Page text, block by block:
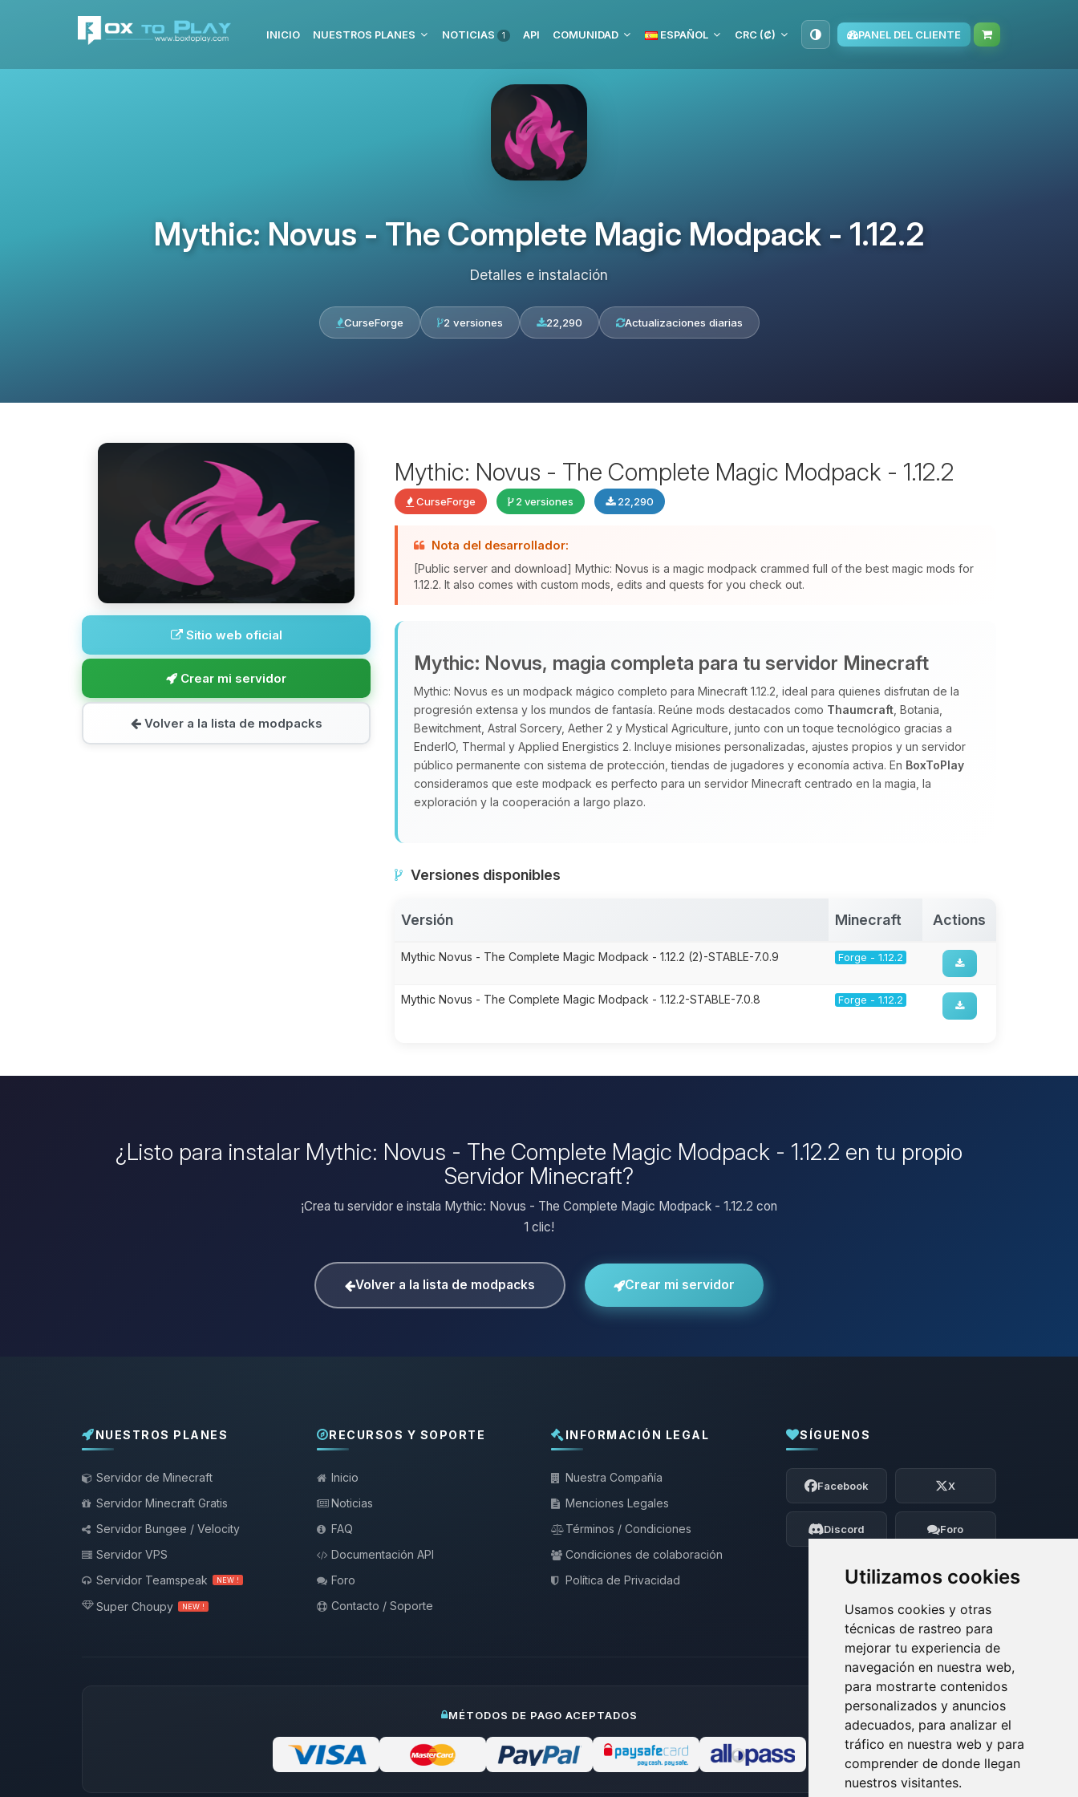
Utilizamos cookies
Usamos cookies y otras
técnicas de rastreo para
mejorar tu experiencia de
navegación en nuestra web,
para mostrarte contenidos
personalizados y anuncios
adecuados, para analizar el
tráfico en nuestra web y para
comprender de donde llegan
nuestros visitantes.
INICIO NUESTROS PLANES NOTICIAS 1 API COMUNIDAD ESPAÑOL CRC (₡) PANEL DEL CLIENTE
Mythic: Novus - The Complete Magic Modpack - 1.12.2
Detalles e instalación
CurseForge 2 versiones 22,290 Actualizaciones diarias
Sitio web oficial
Crear mi servidor
Volver a la lista de modpacks
Mythic: Novus - The Complete Magic Modpack - 1.12.2
CurseForge 2 versiones 22,290
Nota del desarrollador:
[Public server and download] Mythic: Novus is a magic modpack crammed full of the best magic mods for
1.12.2. It also comes with custom mods, edits and quests for you check out.
Mythic: Novus, magia completa para tu servidor Minecraft
Mythic: Novus es un modpack mágico completo para Minecraft 1.12.2, ideal para quienes disfrutan de la
progresión extensa y los mundos de fantasía. Reúne mods destacados como Thaumcraft , Botania,
Bewitchment, Astral Sorcery, Aether 2 y Mystical Agriculture, junto con un toque tecnológico gracias a
EnderIO, Thermal y Applied Energistics 2. Incluye misiones personalizadas, ajustes propios y un servidor
público permanente con sistema de protección, tiendas de jugadores y economía activa. En BoxToPlay
consideramos que este modpack es perfecto para un servidor Minecraft centrado en la magia, la
exploración y la cooperación a largo plazo.
Versiones disponibles
Versión Minecraft Actions
Mythic Novus - The Complete Magic Modpack - 1.12.2 (2)-STABLE-7.0.9 Forge - 1.12.2
Mythic Novus - The Complete Magic Modpack - 1.12.2-STABLE-7.0.8 Forge - 1.12.2
¿Listo para instalar Mythic: Novus - The Complete Magic Modpack - 1.12.2 en tu propio
Servidor Minecraft?
¡Crea tu servidor e instala Mythic: Novus - The Complete Magic Modpack - 1.12.2 con
1 clic!
Volver a la lista de modpacks Crear mi servidor
NUESTROS PLANES
Servidor de Minecraft
Servidor Minecraft Gratis
Servidor Bungee / Velocity
Servidor VPS
Servidor Teamspeak
NEW !
Super Choupy NEW !
RECURSOS Y SOPORTE
Inicio
Noticias
FAQ
Documentación API
Foro
Contacto / Soporte
INFORMACIÓN LEGAL
Nuestra Compañía
Menciones Legales
Términos / Condiciones
Condiciones de colaboración
Política de Privacidad
SÍGUENOS
Facebook X
Discord Foro
MÉTODOS DE PAGO ACEPTADOS
Yupi, por fin alguien con quien hablar!
Soy Choupy, tu pequeno asistente de
BoxToPlay. Cuentame que necesitas y
moveré mis pequenos circuitos para
ayudarte.
07/08/2026 13:31